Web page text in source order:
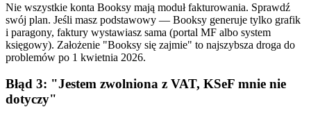
Nie wszystkie konta Booksy mają moduł fakturowania. Sprawdź
swój plan. Jeśli masz podstawowy — Booksy generuje tylko grafik
i paragony, faktury wystawiasz sama (portal MF albo system
księgowy). Założenie "Booksy się zajmie" to najszybsza droga do
problemów po 1 kwietnia 2026.
Błąd 3: "Jestem zwolniona z VAT, KSeF mnie nie
dotyczy"